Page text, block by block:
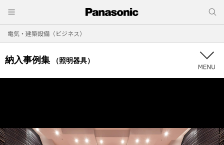
電気・建築設備（ビジネス）
納入事例集 （照明器具）